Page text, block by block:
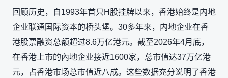
回顾历史，自1993年首只H股挂牌以来，香港始终是内地
企业联通国际资本的桥头堡。30多年来，内地企业在香
港股票融资总额超过8.6万亿港元。截至2026年4月底，
在香港上市的內地企业接近1600家，总市值达37万亿港
元，占香港市场总市值近八成。这些数据充分说明了香港